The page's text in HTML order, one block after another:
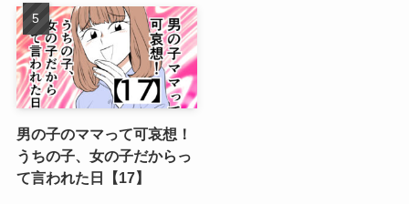
男の子のママって可哀想！
うちの子、女の子だからっ
て言われた日【17】